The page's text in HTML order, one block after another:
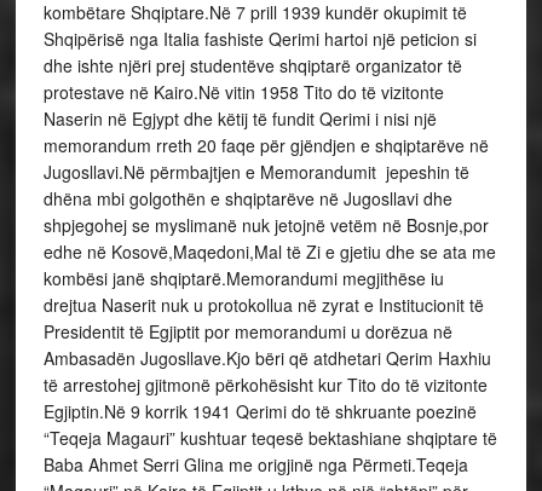
kombëtare Shqiptare.Në 7 prill 1939 kundër okupimit të
Shqipërisë nga Italia fashiste Qerimi hartoi një peticion si
dhe ishte njëri prej studentëve shqiptarë organizator të
protestave në Kairo.Në vitin 1958 Tito do të vizitonte
Naserin në Egjypt dhe këtij të fundit Qerimi i nisi një
memorandum rreth 20 faqe për gjëndjen e shqiptarëve në
Jugosllavi.Në përmbajtjen e Memorandumit jepeshin të
dhëna mbi golgothën e shqiptarëve në Jugosllavi dhe
shpjegohej se myslimanë nuk jetojnë vetëm në Bosnje,por
edhe në Kosovë,Maqedoni,Mal të Zi e gjetiu dhe se ata me
kombësi janë shqiptarë.Memorandumi megjithëse iu
drejtua Naserit nuk u protokollua në zyrat e Institucionit të
Presidentit të Egjiptit por memorandumi u dorëzua në
Ambasadën Jugosllave.Kjo bëri që atdhetari Qerim Haxhiu
të arrestohej gjitmonë përkohësisht kur Tito do të vizitonte
Egjiptin.Në 9 korrik 1941 Qerimi do të shkruante poezinë
“Teqeja Magauri” kushtuar teqesë bektashiane shqiptare të
Baba Ahmet Serri Glina me origjinë nga Përmeti.Teqeja